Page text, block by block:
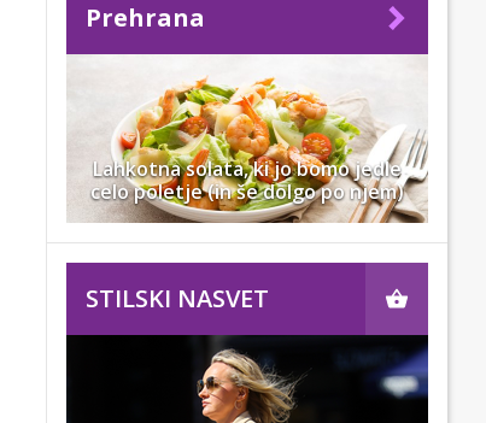
Prehrana
Lahkotna solata, ki jo bomo jedle
celo poletje (in še dolgo po njem)
STILSKI NASVET